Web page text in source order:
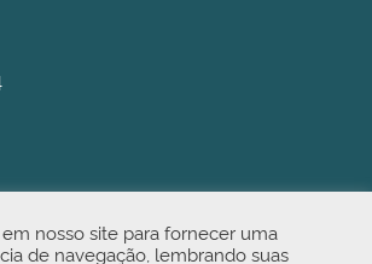
nosso site para fornecer uma
de navegação, lembrando suas